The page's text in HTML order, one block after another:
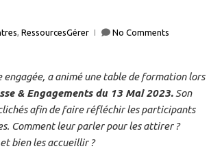
, RessourcesGérer No Comments
engagée, a animé une table de formation lors
& Engagements du 13 Mai 2023. Son
afin de faire réfléchir les participants
Comment leur parler pour les attirer ?
bien les accueillir ?